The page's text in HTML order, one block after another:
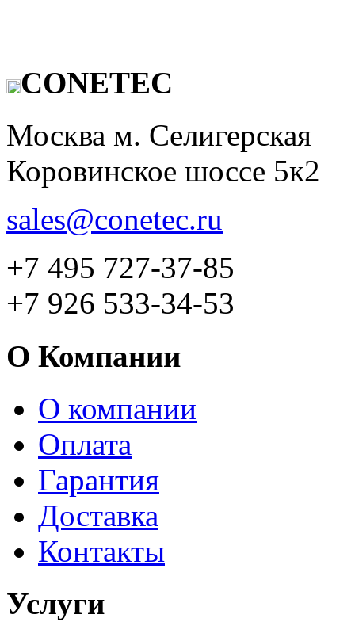
CONETEC
Москва м. Селигерская
Коровинское шоссе 5к2
sales@conetec.ru
+7 495 727-37-85
+7 926 533-34-53
О Компании
О компании
Оплата
Гарантия
Доставка
Контакты
Услуги